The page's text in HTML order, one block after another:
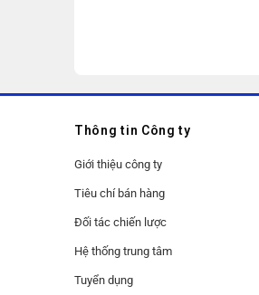
Thông tin Công ty
Giới thiệu công ty
Tiêu chí bán hàng
Đối tác chiến lược
Hệ thống trung tâm
Tuyển dụng